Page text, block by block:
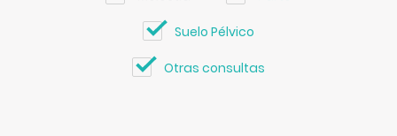
Suelo Pélvico
Otras consultas